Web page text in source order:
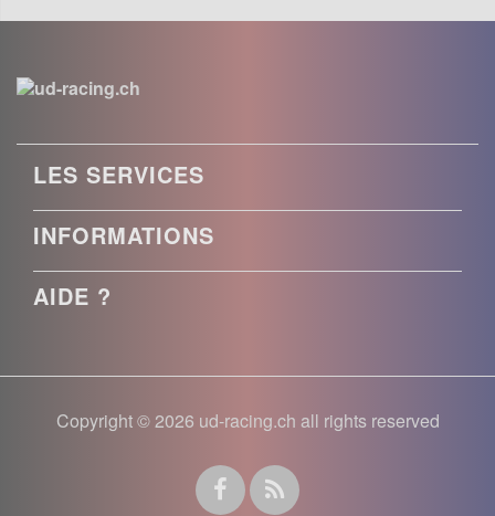
LES SERVICES
INFORMATIONS
AIDE ?
Copyright © 2026 ud-racing.ch all rights reserved